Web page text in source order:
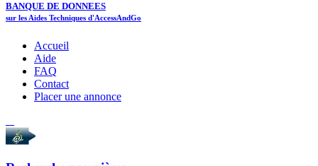
BANQUE DE DONNEES
sur les Aides Techniques d'AccessAndGo
Accueil
Aide
FAQ
Contact
Placer une annonce